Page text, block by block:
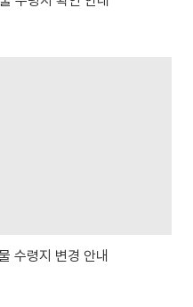
수령지 변경 안내